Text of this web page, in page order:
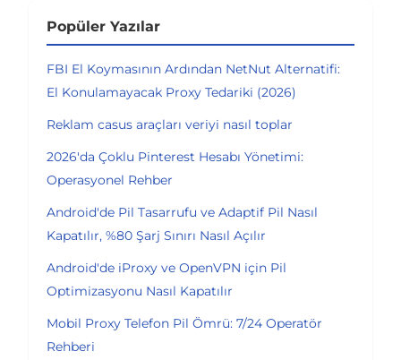
Popüler Yazılar
FBI El Koymasının Ardından NetNut Alternatifi:
El Konulamayacak Proxy Tedariki (2026)
Reklam casus araçları veriyi nasıl toplar
2026'da Çoklu Pinterest Hesabı Yönetimi:
Operasyonel Rehber
Android'de Pil Tasarrufu ve Adaptif Pil Nasıl
Kapatılır, %80 Şarj Sınırı Nasıl Açılır
Android'de iProxy ve OpenVPN için Pil
Optimizasyonu Nasıl Kapatılır
Mobil Proxy Telefon Pil Ömrü: 7/24 Operatör
Rehberi